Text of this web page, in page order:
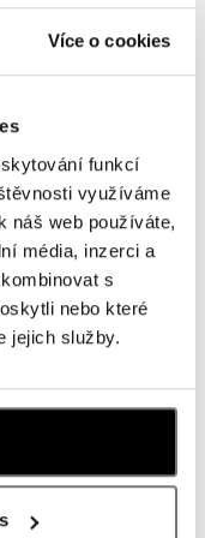
Více o cookies
funkcí
využíváme
náš web používáte,
média, inzerci a
s
nebo které
jejich služby.
Praha 5
Praha 1